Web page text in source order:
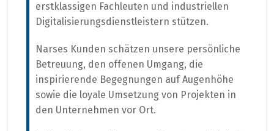
erstklassigen Fachleuten und industriellen
Digitalisierungsdienstleistern stützen.
Narses Kunden schätzen unsere persönliche
Betreuung, den offenen Umgang, die
inspirierende Begegnungen auf Augenhöhe
sowie die loyale Umsetzung von Projekten in
den Unternehmen vor Ort.